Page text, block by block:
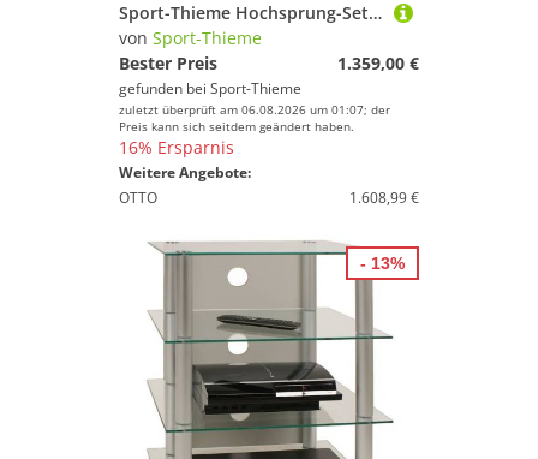
Sport-Thieme Hochsprung-Set "Weltklasse"
von Sport-Thieme
Bester Preis
1.359,00 €
gefunden bei Sport-Thieme
zuletzt überprüft am 06.08.2026 um 01:07; der
Preis kann sich seitdem geändert haben.
16% Ersparnis
Weitere Angebote:
OTTO
1.608,99 €
- 13%